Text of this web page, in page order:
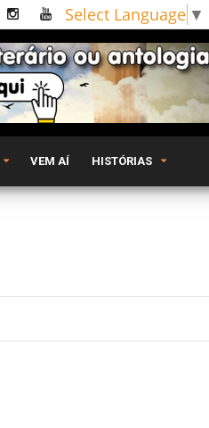
Select Language ▼
VEM AÍ HISTÓRIAS